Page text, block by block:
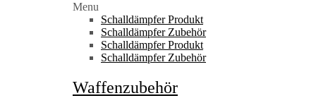
Menu
Schalldämpfer Produkt
Schalldämpfer Zubehör
Schalldämpfer Produkt
Schalldämpfer Zubehör
Waffenzubehör